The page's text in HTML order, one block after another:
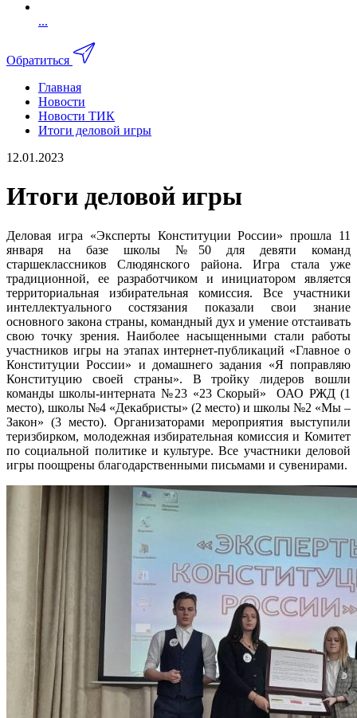
...
Обратиться
Главная
Новости
Новости ТИК
Итоги деловой игры
12.01.2023
Итоги деловой игры
Деловая игра «Эксперты Конституции России» прошла 11
января на базе школы №50 для девяти команд
старшеклассников Слюдянского района. Игра стала уже
традиционной, ее разработчиком и инициатором является
территориальная избирательная комиссия. Все участники
интеллектуального состязания показали свои знание
основного закона страны, командный дух и умение отстаивать
свою точку зрения. Наиболее насыщенными стали работы
участников игры на этапах интернет-публикаций «Главное о
Конституции России» и домашнего задания «Я поправляю
Конституцию своей страны». В тройку лидеров вошли
команды школы-интерната №23 «23 Скорый» ОАО РЖД (1
место), школы №4 «Декабристы» (2 место) и школы №2 «Мы –
Закон» (3 место). Организаторами мероприятия выступили
теризбирком, молодежная избирательная комиссия и Комитет
по социальной политике и культуре. Все участники деловой
игры поощрены благодарственными письмами и сувенирами.